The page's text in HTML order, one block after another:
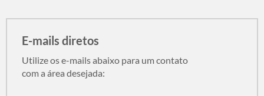
E-mails diretos
Utilize os e-mails abaixo para um contato
com a área desejada: